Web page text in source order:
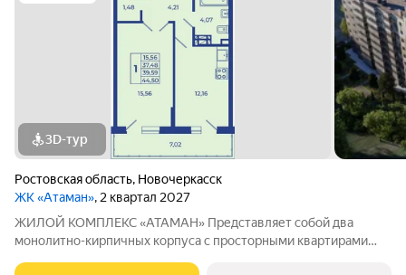
3D-тур
Ростовская область, Новочеркасск
ЖК «Атаман», 2 квартал 2027
ЖИЛОЙ КОМПЛЕКС «АТАМАН» Представляет собой два
монолитно-кирпичных корпуса с просторными квартирами